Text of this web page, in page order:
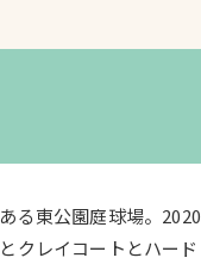
る東公園庭球場。
クレイコートとハー